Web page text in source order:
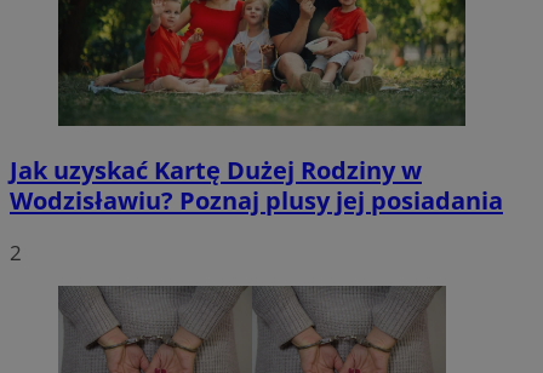
Jak uzyskać Kartę Dużej Rodziny w
Wodzisławiu? Poznaj plusy jej posiadania
2